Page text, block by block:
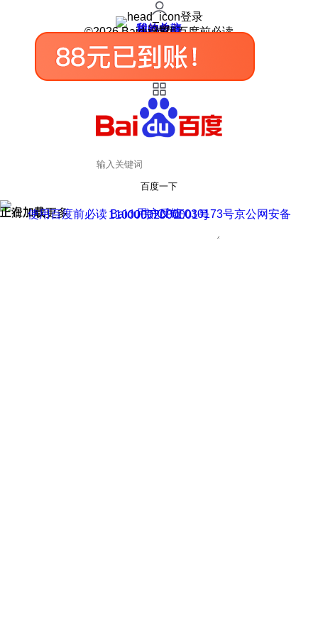
登录
我的关注
我的收藏
皮肤中心
用户反馈
设置
©2026 Baidu 使用百度前必读
百度一下
正在加载
上滑加载更多 用户反馈
使用百度前必读 Baidu 京ICP证030173号
京公网安备11000002000001号